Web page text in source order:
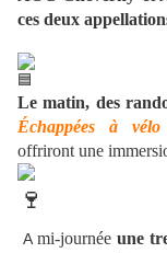
ces deux
Le matin, des
Échappées à
offriront une
Ami-journée une